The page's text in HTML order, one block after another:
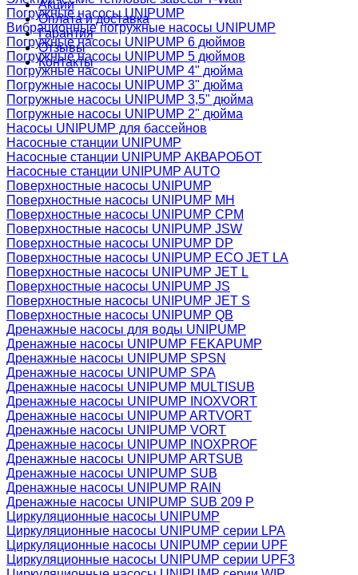
Акции
Оплата и доставка
Гарантия
Отзывы
Контакты
Погружные насосы UNIPUMP
Вибрационные погружные насосы UNIPUMP
Погружные насосы UNIPUMP 6 дюймов
Погружные насосы UNIPUMP 5 дюймов
Погружные насосы UNIPUMP 4" дюйма
Погружные насосы UNIPUMP 3" дюйма
Погружные насосы UNIPUMP 3,5" дюйма
Погружные насосы UNIPUMP 2" дюйма
Насосы UNIPUMP для бассейнов
Насосные станции UNIPUMP
Насосные станции UNIPUMP АКВАРОБОТ
Насосные станции UNIPUMP AUTO
Поверхностные насосы UNIPUMP
Поверхностные насосы UNIPUMP MH
Поверхностные насосы UNIPUMP CPM
Поверхностные насосы UNIPUMP JSW
Поверхностные насосы UNIPUMP DP
Поверхностные насосы UNIPUMP ECO JET LA
Поверхностные насосы UNIPUMP JET L
Поверхностные насосы UNIPUMP JS
Поверхностные насосы UNIPUMP JET S
Поверхностные насосы UNIPUMP QB
Дренажные насосы для воды UNIPUMP
Дренажные насосы UNIPUMP FEKAPUMP
Дренажные насосы UNIPUMP SPSN
Дренажные насосы UNIPUMP SPA
Дренажные насосы UNIPUMP MULTISUB
Дренажные насосы UNIPUMP INOXVORT
Дренажные насосы UNIPUMP ARTVORT
Дренажные насосы UNIPUMP VORT
Дренажные насосы UNIPUMP INOXPROF
Дренажные насосы UNIPUMP ARTSUB
Дренажные насосы UNIPUMP SUB
Дренажные насосы UNIPUMP RAIN
Дренажные насосы UNIPUMP SUB 209 P
Циркуляционные насосы UNIPUMP
Циркуляционные насосы UNIPUMP серии LPA
Циркуляционные насосы UNIPUMP серии UPF
Циркуляционные насосы UNIPUMP серии UPF3